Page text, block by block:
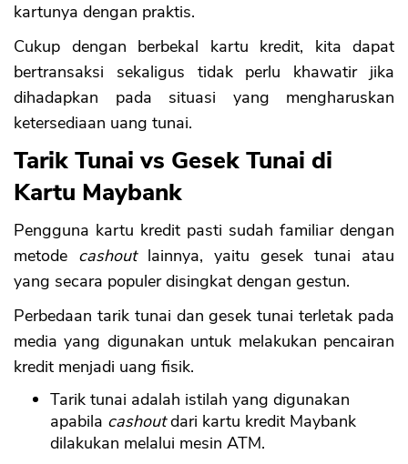
kartunya dengan praktis.
Cukup dengan berbekal kartu kredit, kita dapat
bertransaksi sekaligus tidak perlu khawatir jika
dihadapkan pada situasi yang mengharuskan
ketersediaan uang tunai.
Tarik Tunai vs Gesek Tunai di
Kartu Maybank
Pengguna kartu kredit pasti sudah familiar dengan
metode cashoutlainnya, yaitu gesek tunai atau
yang secara populer disingkat dengan gestun.
Perbedaan tarik tunai dan gesek tunai terletak pada
media yang digunakan untuk melakukan pencairan
kredit menjadi uang fisik.
Tarik tunai adalah istilah yang digunakan
apabila cashoutdari kartu kredit Maybank
dilakukan melalui mesin ATM.